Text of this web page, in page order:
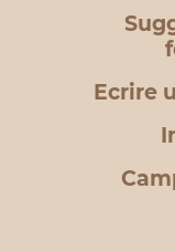
Ecrire